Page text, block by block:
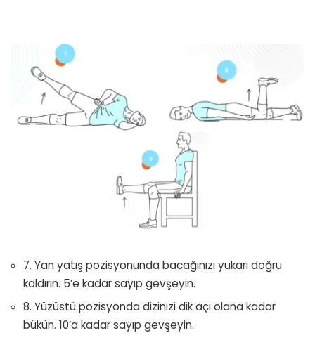
7. Yan yatış pozisyonunda bacağınızı yukarı doğru
kaldırın. 5’e kadar sayıp gevşeyin.
8. Yüzüstü pozisyonda dizinizi dik açı olana kadar
bükün. 10’a kadar sayıp gevşeyin.